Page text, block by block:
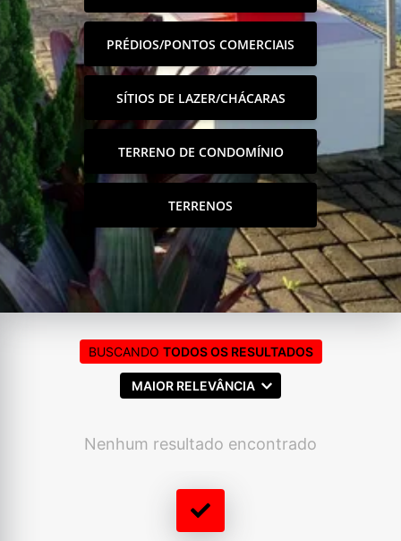
PRÉDIOS/PONTOS COMERCIAIS
SÍTIOS DE LAZER/CHÁCARAS
TERRENO DE CONDOMÍNIO
TERRENOS
BUSCANDO TODOS OS RESULTADOS
MAIOR RELEVÂNCIA
Nenhum resultado encontrado